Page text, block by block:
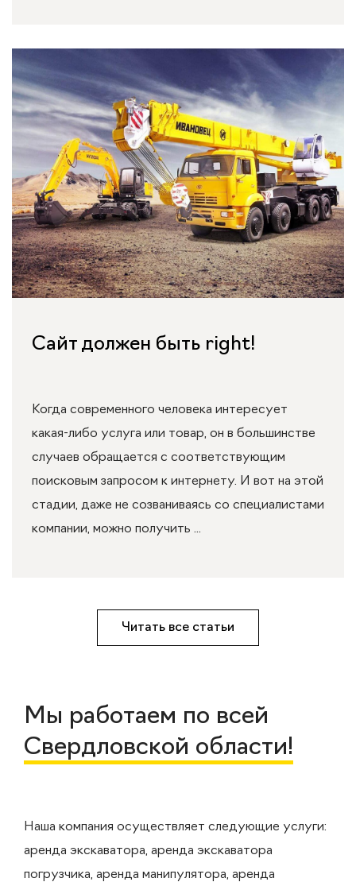
Сайт должен быть right!
Когда современного человека интересует
какая-либо услуга или товар, он в большинстве
случаев обращается с соответствующим
поисковым запросом к интернету. И вот на этой
стадии, даже не созваниваясь со специалистами
компании, можно получить ...
Читать все статьи
Мы работаем по всей
Свердловской области!
Наша компания осуществляет следующие услуги:
аренда экскаватора, аренда экскаватора
погрузчика, аренда манипулятора, аренда